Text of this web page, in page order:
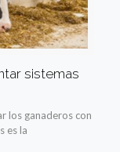
sistemas
los ganaderos con
es la